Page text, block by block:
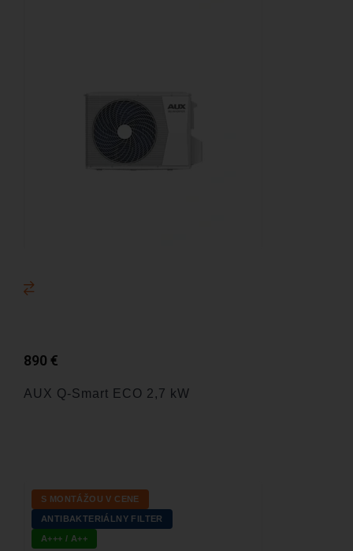
AUX Q-Smart ECO 2,7 kW
890 €
S MONTÁŽOU V CENE
ANTIBAKTERIÁLNY FILTER
A+++ / A++